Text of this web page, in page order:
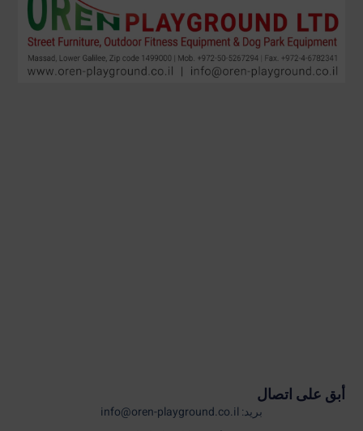
أبق على اتصال
بريد: info@oren-playground.co.il